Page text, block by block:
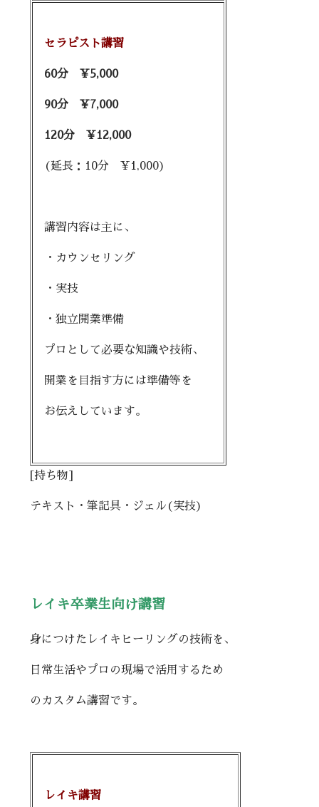
セラピスト講習
60分 ¥5,000
90分 ¥7,000
120分 ¥12,000
(延長：10分 ¥1,000)
講習内容は主に、
・カウンセリング
・実技
・独立開業準備
プロとして必要な知識や技術、
開業を目指す方には準備等を
お伝えしています。
[持ち物]
テキスト・筆記具・ジェル(実技)
レイキ卒業生向け講習
身につけたレイキヒーリングの技術を、
日常生活やプロの現場で活用するため
のカスタム講習です。
レイキ講習